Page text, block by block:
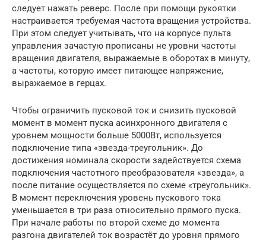
следует нажать реверс. После при помощи рукоятки
настраивается требуемая частота вращения устройства.
При этом следует учитывать, что на корпусе пульта
управления зачастую прописаны не уровни частоты
вращения двигателя, выражаемые в оборотах в минуту,
а частоты, которую имеет питающее напряжение,
выражаемое в герцах.
Чтобы ограничить пусковой ток и снизить пусковой
момент в момент пуска асинхронного двигателя с
уровнем мощности больше 5000Вт, используется
подключение типа «звезда-треугольник». До
достижения номинала скорости задействуется схема
подключения частотного преобразователя «звезда», а
после питание осуществляется по схеме «треугольник».
В момент переключения уровень пускового тока
уменьшается в три раза относительно прямого пуска.
При начале работы по второй схеме до момента
разгона двигателей ток возрастёт до уровня прямого